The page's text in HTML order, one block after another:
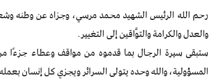
رحم الله الرئيس الشهيد محمد مرسي، وجزاه عن وطنه
والعدل والكرامة والتوَّاقين إلى التغيير.
ستبقى سيرة الرجال بما قدموه من مواقف وعطاء جزءًا
المسؤولية، والله وحده يتولى السرائر ويجزي كل إنسان